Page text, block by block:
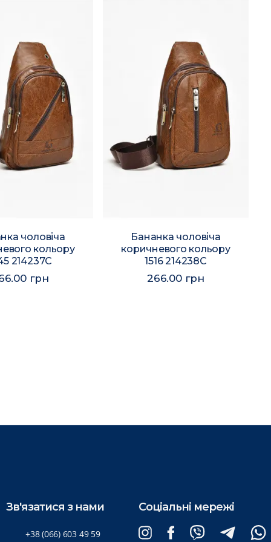
чоловіча
кольору
214237C
грн
Бананка чоловіча
коричневого кольору
1516 214238C
266.00 грн
Зв'язатися з нами
+38 (066) 603 49 59
Соціальні мережі